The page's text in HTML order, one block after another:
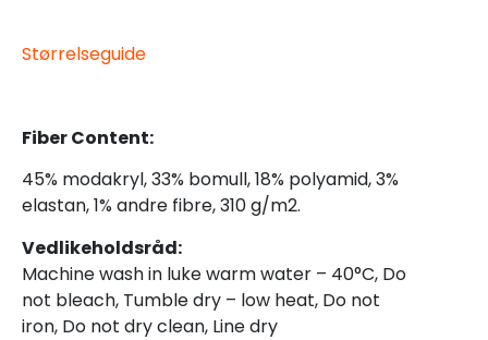
Størrelseguide
Fiber Content:
45% modakryl, 33% bomull, 18% polyamid, 3%
elastan, 1% andre fibre, 310 g/m2.
Vedlikeholdsråd:
Machine wash in luke warm water – 40°C, Do
not bleach, Tumble dry – low heat, Do not
iron, Do not dry clean, Line dry